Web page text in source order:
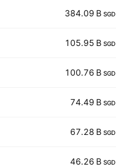
384.09 B SGD
105.95 B SGD
100.76 B SGD
74.49 B SGD
67.28 B SGD
46.26 B SGD